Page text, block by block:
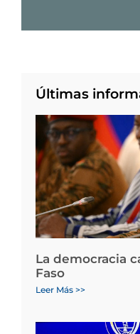
Últimas
La democracia
Faso
Leer Más >>